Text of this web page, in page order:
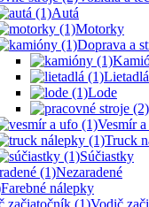
Autá
Motorky
Doprava a
Lietadlá
Lode
Vesmír
Truck
Súčiastky
Nezaradené
Farebné nálepky
Vodič